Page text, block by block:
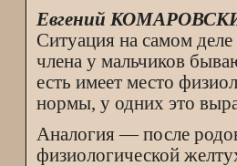
Евгений
Ситуация на самом
члена у мальчиков
есть имеет место
нормы, у одних это
Аналогия — после
физиологической